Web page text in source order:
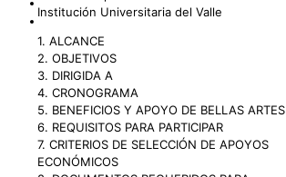
Patrimonio
Institución Universitaria del Valle
1. ALCANCE
2. OBJETIVOS
3. DIRIGIDA A
4. CRONOGRAMA
5. BENEFICIOS Y APOYO DE BELLAS ARTES
6. REQUISITOS PARA PARTICIPAR
7. CRITERIOS DE SELECCIÓN DE APOYOS
ECONÓMICOS